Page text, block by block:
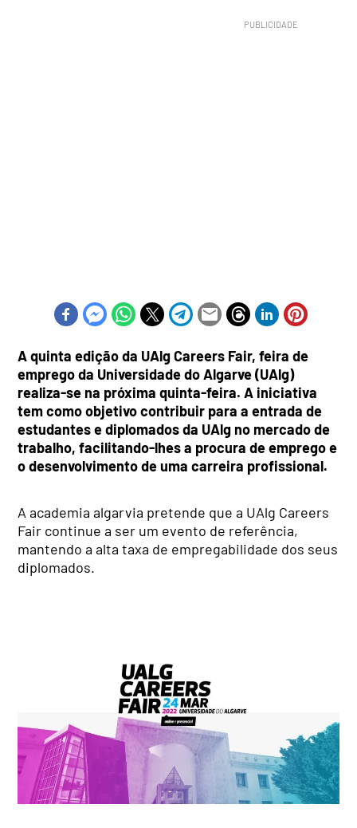
A quinta edição da UAlg Careers Fair, feira de
emprego da Universidade do Algarve (UAlg)
realiza-se na próxima quinta-feira. A iniciativa
tem como objetivo contribuir para a entrada de
estudantes e diplomados da UAlg no mercado de
trabalho, facilitando-lhes a procura de emprego e
o desenvolvimento de uma carreira profissional.
A academia algarvia pretende que a UAlg Careers
Fair continue a ser um evento de referência,
mantendo a alta taxa de empregabilidade dos seus
diplomados.